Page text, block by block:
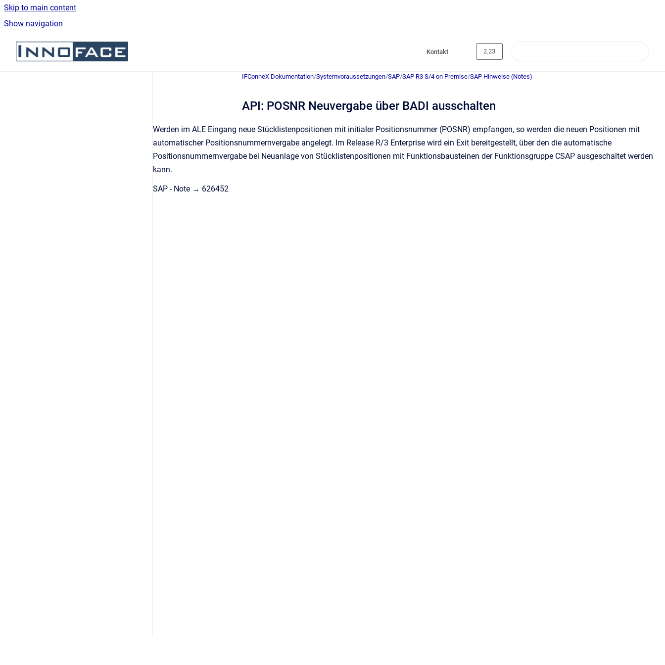
Skip to main content
Show navigation
Go to homepage
Kontakt 2.23
IFConneX Dokumentation/Systemvoraussetzungen/SAP/SAP R3 S/4 on Premise/SAP Hinweise (Notes)
API: POSNR Neuvergabe über BADI ausschalten
Werden im ALE Eingang neue Stücklistenpositionen mit initialer Positionsnummer (POSNR) empfangen, so werden die neuen Positionen mit
automatischer Positionsnummernvergabe angelegt. Im Release R/3 Enterprise wird ein Exit bereitgestellt, über den die automatische
Positionsnummernvergabe bei Neuanlage von Stücklistenpositionen mit Funktionsbausteinen der Funktionsgruppe CSAP ausgeschaltet werden
kann.
SAP - Note → 626452